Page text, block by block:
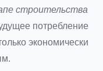
строительства
потребление
экономически